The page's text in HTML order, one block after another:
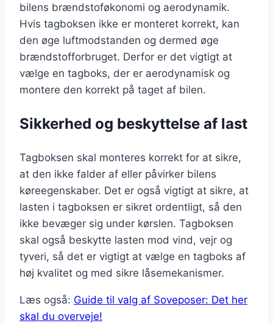
bilens brændstoføkonomi og aerodynamik.
Hvis tagboksen ikke er monteret korrekt, kan
den øge luftmodstanden og dermed øge
brændstofforbruget. Derfor er det vigtigt at
vælge en tagboks, der er aerodynamisk og
montere den korrekt på taget af bilen.
Sikkerhed og beskyttelse af last
Tagboksen skal monteres korrekt for at sikre,
at den ikke falder af eller påvirker bilens
køreegenskaber. Det er også vigtigt at sikre, at
lasten i tagboksen er sikret ordentligt, så den
ikke bevæger sig under kørslen. Tagboksen
skal også beskytte lasten mod vind, vejr og
tyveri, så det er vigtigt at vælge en tagboks af
høj kvalitet og med sikre låsemekanismer.
Læs også: Guide til valg af Soveposer: Det her
skal du overveje!